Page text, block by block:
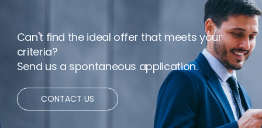
Can't find the ideal offer that meets your
criteria?
Send us a spontaneous application.
CONTACT US